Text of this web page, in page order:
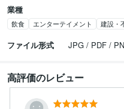
業種
飲食 エンターテイメント 建設・
ファイル形式 JPG / PDF /
高評価のレビュー